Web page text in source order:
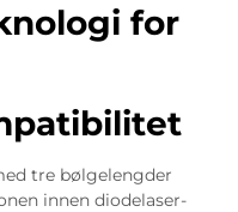
for
tre bølgelengder
innen diodelaser-